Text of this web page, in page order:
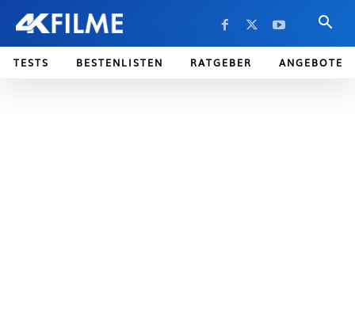
TESTS BESTENLISTEN RATGEBER ANGEBOTE